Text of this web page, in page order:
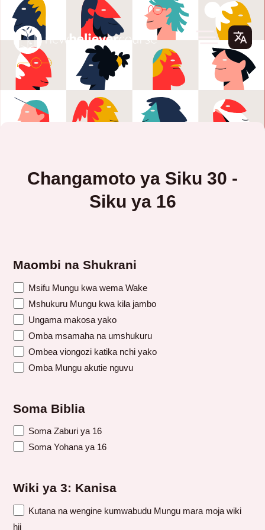
Changamoto ya Siku 30 -
Siku ya 16
Maombi na Shukrani
Msifu Mungu kwa wema Wake
Mshukuru Mungu kwa kila jambo
Ungama makosa yako
Omba msamaha na umshukuru
Ombea viongozi katika nchi yako
Omba Mungu akutie nguvu
Soma Biblia
Soma Zaburi ya 16
Soma Yohana ya 16
Wiki ya 3: Kanisa
Kutana na wengine kumwabudu Mungu mara moja wiki
hii